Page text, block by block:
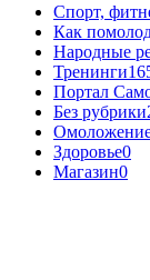
Спорт,
Как
Народные
Тренинги
Портал
Без рубрики
Здоровье0
Магазин0